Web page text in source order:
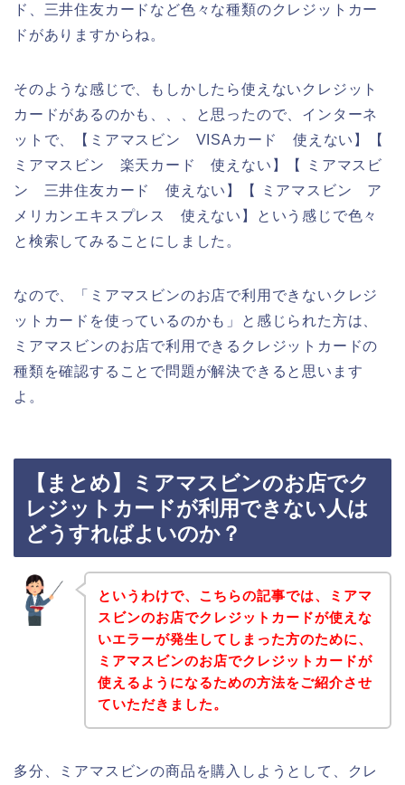
ド、三井住友カードなど色々な種類のクレジットカー
ドがありますからね。
そのような感じで、もしかしたら使えないクレジット
カードがあるのかも、、、と思ったので、インターネ
ットで、【ミアマスビン VISAカード 使えない】【
ミアマスビン 楽天カード 使えない】【 ミアマスビ
ン 三井住友カード 使えない】【 ミアマスビン ア
メリカンエキスプレス 使えない】という感じで色々
と検索してみることにしました。
なので、「ミアマスビンのお店で利用できないクレジ
ットカードを使っているのかも」と感じられた方は、
ミアマスビンのお店で利用できるクレジットカードの
種類を確認することで問題が解決できると思います
よ。
【まとめ】ミアマスビンのお店でク
レジットカードが利用できない人は
どうすればよいのか？
というわけで、こちらの記事では、ミアマ
スビンのお店でクレジットカードが使えな
いエラーが発生してしまった方のために、
ミアマスビンのお店でクレジットカードが
使えるようになるための方法をご紹介させ
ていただきました。
多分、ミアマスビンの商品を購入しようとして、クレ